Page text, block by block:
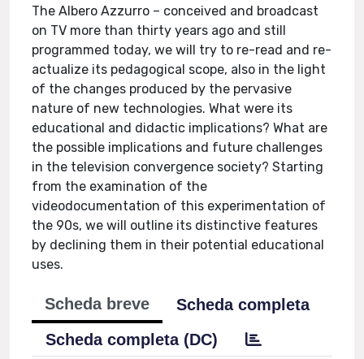
The Albero Azzurro – conceived and broadcast
on TV more than thirty years ago and still
programmed today, we will try to re-read and re-
actualize its pedagogical scope, also in the light
of the changes produced by the pervasive
nature of new technologies. What were its
educational and didactic implications? What are
the possible implications and future challenges
in the television convergence society? Starting
from the examination of the
videodocumentation of this experimentation of
the 90s, we will outline its distinctive features
by declining them in their potential educational
uses.
Scheda breve
Scheda completa
Scheda completa (DC)